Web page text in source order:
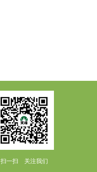
扫一扫 关注我们